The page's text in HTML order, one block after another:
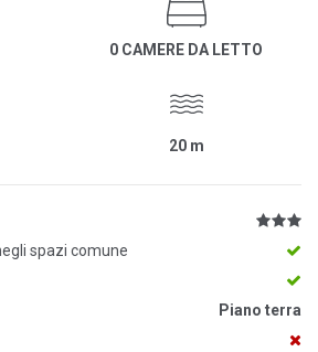
0 CAMERE DA LETTO
20 m
spazi comune
Piano terra